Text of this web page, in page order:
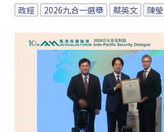
政經 2026九合一選舉 蔡英文 陳瑩